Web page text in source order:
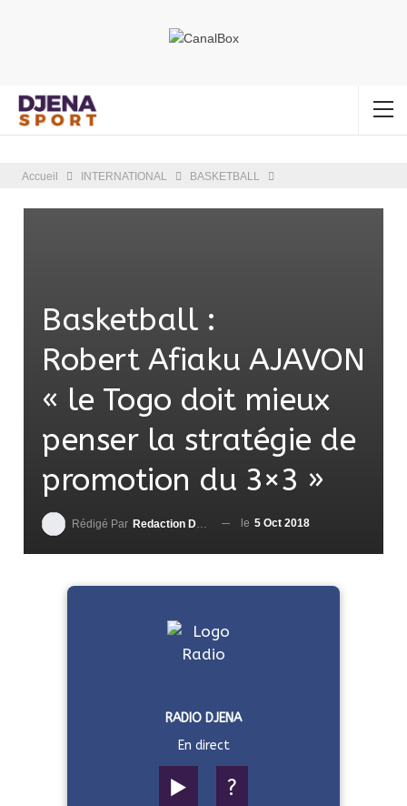
Accueil INTERNATIONAL BASKETBALL
Basketball :
Robert Afiaku AJAVON
« le Togo doit mieux
penser la stratégie de
promotion du 3×3 »
Rédigé Par Redaction DjenaSport le 5 Oct 2018
RADIO DJENA
En direct
▶️ ?